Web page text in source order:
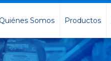
Quiénes Somos Productos